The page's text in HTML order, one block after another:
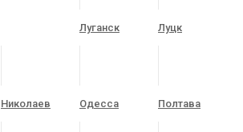
Луганск Луцк
Николаев Одесса Полтава